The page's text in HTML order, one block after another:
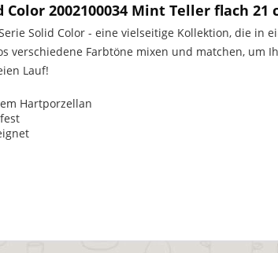
2002100034 Mint Teller flach 21
Solid Color - eine vielseitige Kollektion, die
verschiedene Farbtöne mixen und matchen, um
Lauf!
Hartporzellan